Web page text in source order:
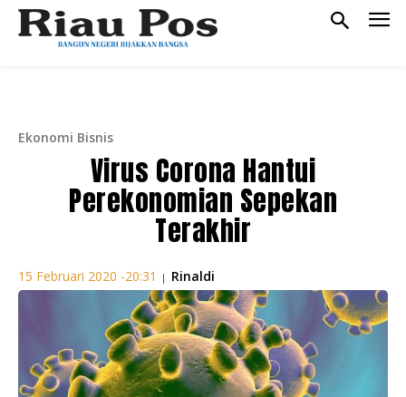
Ekonomi Bisnis
Virus Corona Hantui
Perekonomian Sepekan
Terakhir
15 Februari 2020 -20:31 | Rinaldi